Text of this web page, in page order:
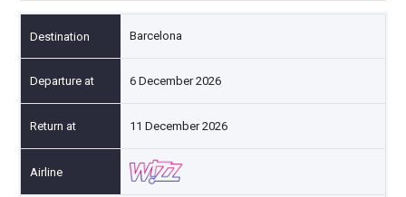
Barcelona
6 December 2026
11 December 2026